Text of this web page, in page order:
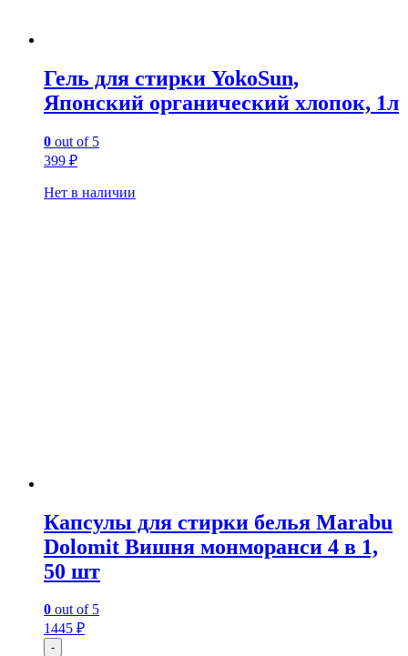
Гель для стирки YokoSun,
Японский органический хлопок, 1л
0 out of 5
399 ₽
Нет в наличии
Капсулы для стирки белья Marabu
Dolomit Вишня монморанси 4 в 1,
50 шт
0 out of 5
1445 ₽
-